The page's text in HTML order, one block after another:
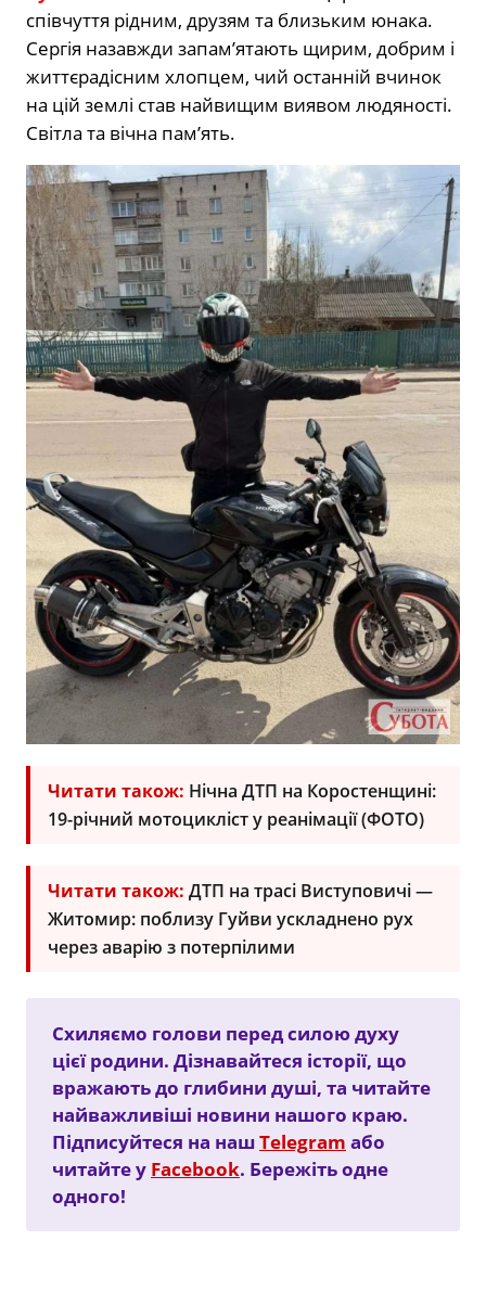
співчуття рідним, друзям та близьким юнака.
Сергія назавжди запам’ятають щирим, добрим і
життєрадісним хлопцем, чий останній вчинок
на цій землі став найвищим виявом людяності.
Світла та вічна пам’ять.
Читати також: Нічна ДТП на Коростенщині:
19-річний мотоцикліст у реанімації (ФОТО)
Читати також: ДТП на трасі Виступовичі —
Житомир: поблизу Гуйви ускладнено рух
через аварію з потерпілими
Схиляємо голови перед силою духу
цієї родини. Дізнавайтеся історії, що
вражають до глибини душі, та читайте
найважливіші новини нашого краю.
Підписуйтеся на нашTelegram або
читайте у Facebook. Бережіть одне
одного!